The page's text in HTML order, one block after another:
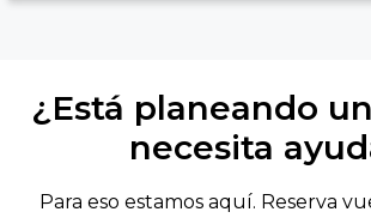
¿Está planeando
necesita
Para eso estamos aquí. Reserva